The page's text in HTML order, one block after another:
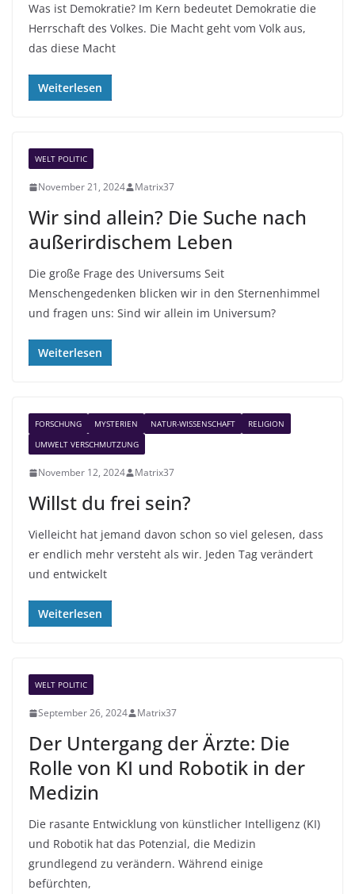
Was ist Demokratie? Im Kern bedeutet Demokratie die
Herrschaft des Volkes. Die Macht geht vom Volk aus,
das diese Macht
Weiterlesen
WELT POLITIC
November 21, 2024 Matrix37
Wir sind allein? Die Suche nach
außerirdischem Leben
Die große Frage des Universums Seit
Menschengedenken blicken wir in den Sternenhimmel
und fragen uns: Sind wir allein im Universum?
Weiterlesen
FORSCHUNG MYSTERIEN NATUR-WISSENSCHAFT
RELIGION
UMWELT VERSCHMUTZUNG
November 12, 2024 Matrix37
Willst du frei sein?
Vielleicht hat jemand davon schon so viel gelesen, dass
er endlich mehr versteht als wir. Jeden Tag verändert
und entwickelt
Weiterlesen
WELT POLITIC
September 26, 2024 Matrix37
Der Untergang der Ärzte: Die
Rolle von KI und Robotik in der
Medizin
Die rasante Entwicklung von künstlicher Intelligenz (KI)
und Robotik hat das Potenzial, die Medizin
grundlegend zu verändern. Während einige
befürchten,